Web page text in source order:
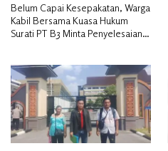
Belum Capai Kesepakatan, Warga
Kabil Bersama Kuasa Hukum
Surati PT B3 Minta Penyelesaian